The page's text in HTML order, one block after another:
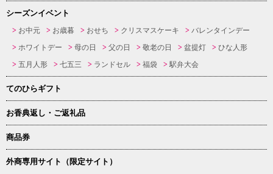
シーズンイベント
お中元 お歳暮 おせち クリスマスケーキ
バレンタインデー
ホワイトデー
母の日 父の日 敬老の日 盆提灯
ひな人形
五月人形
七五三 ランドセル 福袋 駅弁大会
てのひらギフト
お香典返し・ご返礼品
商品券
外商専用サイト（限定サイト）